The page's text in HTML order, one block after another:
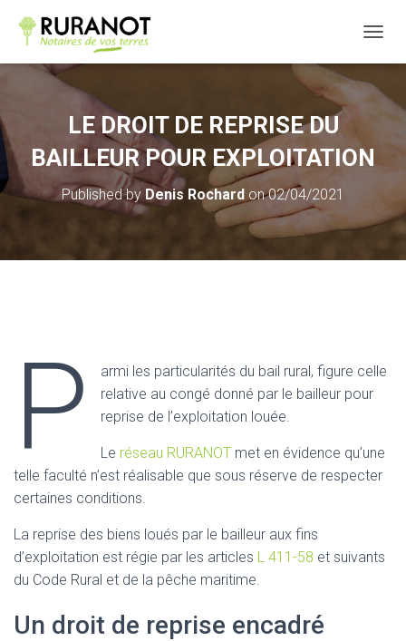
LE DROIT DE REPRISE DU
BAILLEUR POUR EXPLOITATION
Published by Denis Rochard on02/04/2021
P
armi les particularités du bail rural, figure celle
relative au congé donné par le bailleur pour
reprise de l’exploitation louée.
Le réseau RURANOT met en évidence qu’une
telle faculté n’est réalisable que sous réserve de respecter
certaines conditions.
La reprise des biens loués par le bailleur aux fins
d’exploitation est régie par les articles L 411-58 et suivants
du Code Rural et de la pêche maritime.
Un droit de reprise encadré